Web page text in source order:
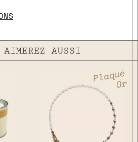
AIMEREZ AUSSI
Plaqué
Or